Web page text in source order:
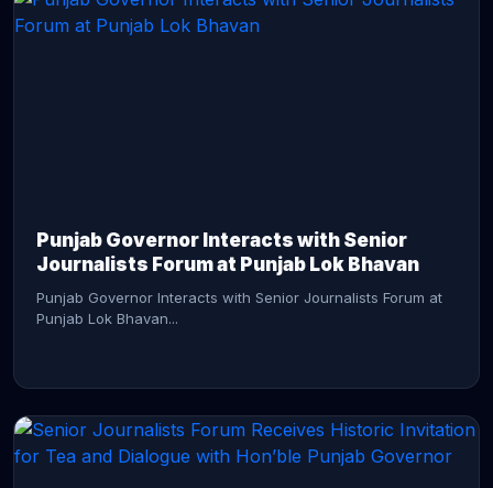
Punjab Governor Interacts with Senior
Journalists Forum at Punjab Lok Bhavan
Punjab Governor Interacts with Senior Journalists Forum at
Punjab Lok Bhavan...